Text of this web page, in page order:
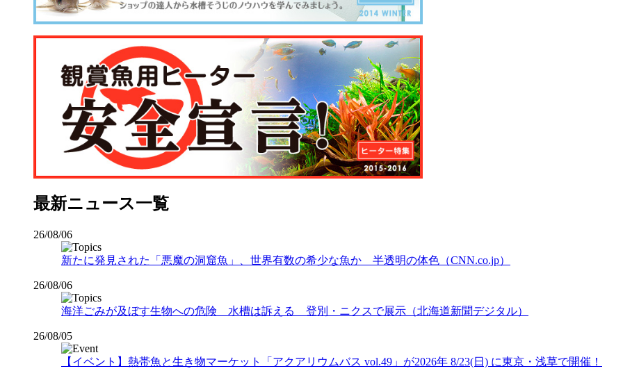
最新ニュース一覧
26/08/06
新たに発見された「悪魔の洞窟魚」、世界有数の希少な魚か 半透明の体色（CNN.co.jp）
26/08/06
海洋ごみが及ぼす生物への危険 水槽は訴える 登別・ニクスで展示（北海道新聞デジタル）
26/08/05
【イベント】熱帯魚と生き物マーケット「アクアリウムバス vol.49」が2026年 8/23(日) に東京・浅草で開催！